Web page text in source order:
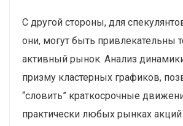
С другой стороны, для
они, могут быть привлекательны
активный рынок. Анализ
призму кластерных графиков,
“словить” краткосрочные
практически любых рынках